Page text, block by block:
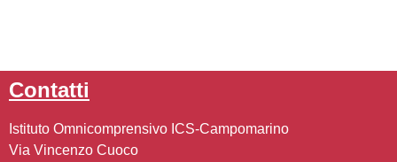
contatti
Istituto Omnicomprensivo ICS-Campomarino
Via Vincenzo Cuoco